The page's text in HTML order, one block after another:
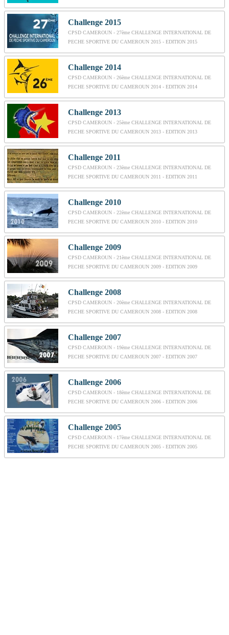
Challenge 2015
CPSD CAMEROUN - 27ème CHALLENGE INTERNATIONAL DE
PECHE SPORTIVE DU CAMEROUN 2015 - EDITION 2015
Challenge 2014
CPSD CAMEROUN - 26ème CHALLENGE INTERNATIONAL DE
PECHE SPORTIVE DU CAMEROUN 2014 - EDITION 2014
Challenge 2013
CPSD CAMEROUN - 25ème CHALLENGE INTERNATIONAL DE
PECHE SPORTIVE DU CAMEROUN 2013 - EDITION 2013
Challenge 2011
CPSD CAMEROUN - 23ème CHALLENGE INTERNATIONAL DE
PECHE SPORTIVE DU CAMEROUN 2011 - EDITION 2011
Challenge 2010
CPSD CAMEROUN - 22ème CHALLENGE INTERNATIONAL DE
PECHE SPORTIVE DU CAMEROUN 2010 - EDITION 2010
Challenge 2009
CPSD CAMEROUN - 21ème CHALLENGE INTERNATIONAL DE
PECHE SPORTIVE DU CAMEROUN 2009 - EDITION 2009
Challenge 2008
CPSD CAMEROUN - 20ème CHALLENGE INTERNATIONAL DE
PECHE SPORTIVE DU CAMEROUN 2008 - EDITION 2008
Challenge 2007
CPSD CAMEROUN - 19ème CHALLENGE INTERNATIONAL DE
PECHE SPORTIVE DU CAMEROUN 2007 - EDITION 2007
Challenge 2006
CPSD CAMEROUN - 18ème CHALLENGE INTERNATIONAL DE
PECHE SPORTIVE DU CAMEROUN 2006 - EDITION 2006
Challenge 2005
CPSD CAMEROUN - 17ème CHALLENGE INTERNATIONAL DE
PECHE SPORTIVE DU CAMEROUN 2005 - EDITION 2005